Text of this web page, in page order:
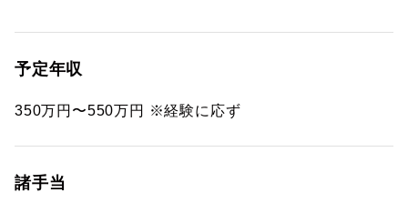
予定年収
350万円〜550万円 ※経験に応ず
諸手当